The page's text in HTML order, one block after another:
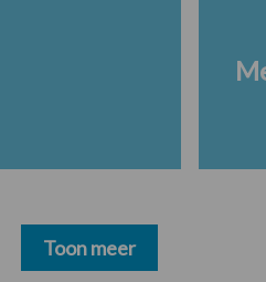
Toon meer